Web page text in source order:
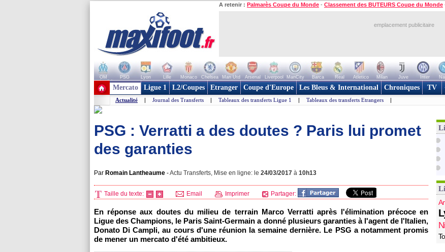
A retenir : Palmarès Coupe du Monde - Classement des BUTEURS Coupe du Monde
emplacement publicitaire
OM PSG Lyon Lille Monaco Chelsea Man Utd Arsenal Liverpool ManCity Barca Real Atletico Milan Juve Inter
+ de clubs
Mercato Ligue 1 L2/Coupes Etranger Coupe d'Europe Les Bleus & International Chroniques TV
Actualité | Journal des Transferts | Tableaux des transferts Ligue 1 | Tableaux des transferts Etrangers |
PSG : Verratti a des doutes ? Paris lui promet
des garanties
Par Romain Lantheaume -Actu Transferts, Mise en ligne: le 24/03/2017 à 10h13
Taille du texte: Email Imprimer Partager:
En réponse aux doutes du milieu de terrain Marco Verratti après l'élimination précoce en
Ligue des Champions, le Paris Saint-Germain a donné plusieurs garanties à l'agent de l'Italien,
Donato Di Campli, au cours d'une réunion la semaine dernière. Le PSG a notamment promis
de mener un mercato d'été ambitieux.